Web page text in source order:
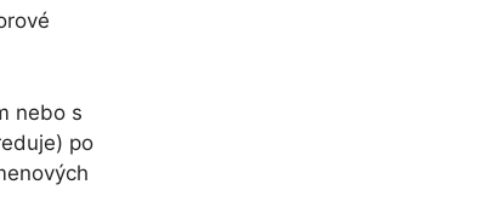
nebo s
po